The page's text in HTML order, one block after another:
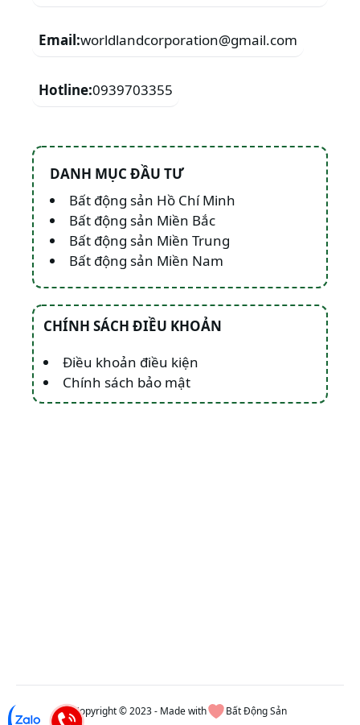
Email:worldlandcorporation@gmail.com
Hotline:0939703355
DANH MỤC ĐẦU TƯ
Bất động sản Hồ Chí Minh
Bất động sản Miền Bắc
Bất động sản Miền Trung
Bất động sản Miền Nam
CHÍNH SÁCH ĐIỀU KHOẢN
Điều khoản điều kiện
Chính sách bảo mật
Copyright © 2023 - Made with Bất Động Sản